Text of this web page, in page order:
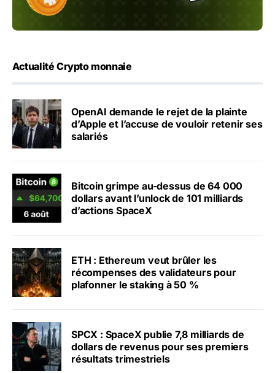
Actualité Crypto monnaie
OpenAI demande le rejet de la plainte
d’Apple et l’accuse de vouloir retenir ses
salariés
Bitcoin grimpe au-dessus de 64 000
dollars avant l’unlock de 101 milliards
d’actions SpaceX
ETH : Ethereum veut brûler les
récompenses des validateurs pour
plafonner le staking à 50 %
SPCX : SpaceX publie 7,8 milliards de
dollars de revenus pour ses premiers
résultats trimestriels